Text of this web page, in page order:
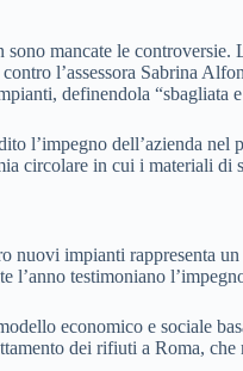
mancate le
l’assessora Sabrina
definendola “sbagliata
l’impegno dell’azienda
circolare in cui i materiali
nuovi impianti rappresenta
l’anno testimoniano
economico e sociale
dei rifiuti a Roma,